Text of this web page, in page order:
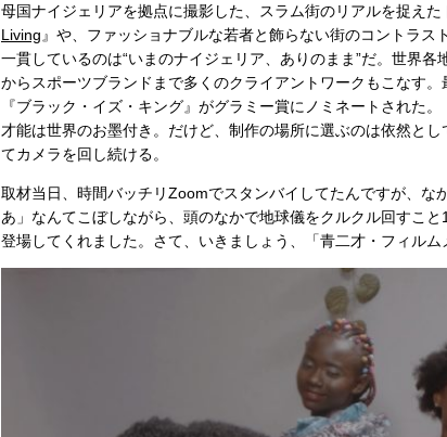
母国ナイジェリアを拠点に撮影した、スラム街のリアルを捉えた
Living 』や、ファッショナブルな若者と飾らない街のコントラス
一貫しているのは“いまのナイジェリア、ありのまま”だ。世界
からスポーツブランドまで多くのクライアントワークもこなす
『ブラック・イズ・キング』がグラミー賞にノミネートされた。
才能は世界のお墨付き。だけど、制作の場所に選ぶのは依然と
てカメラを回し続ける。
取材当日、時間バッチリZoomでスタンバイしてたんですが、
あ」なんてこぼしながら、頭のなかで地球儀をクルクル回すこ
登場してくれました。さて、いきましょう、「青二才・フィルム